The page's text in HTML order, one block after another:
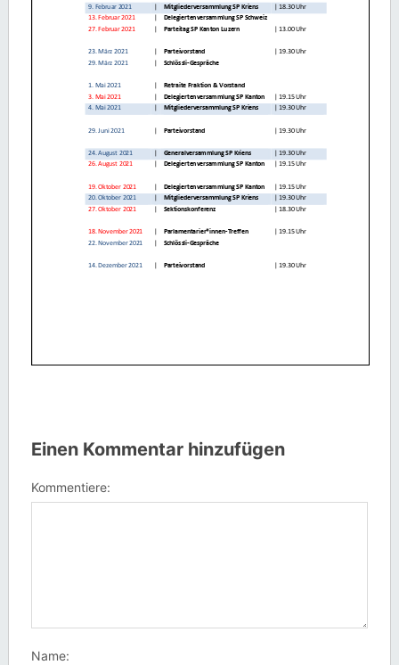
Einen Kommentar hinzufügen
Kommentiere:
Name: